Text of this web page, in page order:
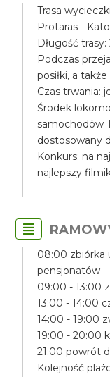
Trasa
Protaras -
Długość
Podczas
posiłki, a
Czas trwania:
Środek
samochodów
dostosowany
Konkurs: na
najlepszy
08:00 zbiórka
pensjonatów
09:00 - 13:00
13:00 - 14:00
14:00 - 19:00
19:00 - 20:00
21:00 powrót
Kolejność